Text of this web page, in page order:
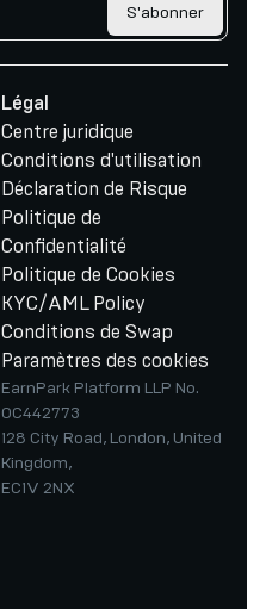
S'abonner
Légal
Centre juridique
Conditions d'utilisation
Déclaration de Risque
Politique de
Confidentialité
Politique de Cookies
KYC/AML Policy
Conditions de Swap
Paramètres des cookies
EarnPark Platform LLP No.
OC442773
128 City Road, London, United
Kingdom,
EC1V 2NX